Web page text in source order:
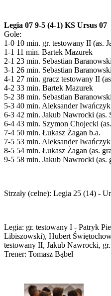
Legia 07 9-5 (4-1) KS Ursus 07
Gole:
1-0 10 min. gr. testowany II (as.
1-1 11 min. Bartek Mazurek
2-1 23 min. Sebastian
3-1 26 min. Sebastian
4-1 27 min. gracz testowany II
4-2 33 min. Bartek Mazurek
5-2 38 min. Sebastian
5-3 40 min. Aleksander
6-3 42 min. Jakub Nawrocki (as.
6-4 43 min. Szymon Chojecki
7-4 50 min. Łukasz Żagan b.a.
7-5 53 min. Aleksander
8-5 54 min. Łukasz Żagan (as.
9-5 58 min. Jakub Nawrocki (as.
Strzały (celne): Legia 25 (14) -
Legia: gr. testowany I - Patryk
Libiszowski), Hubert
testowany II, Jakub Nawrocki,
Trener: Tomasz Bąbel